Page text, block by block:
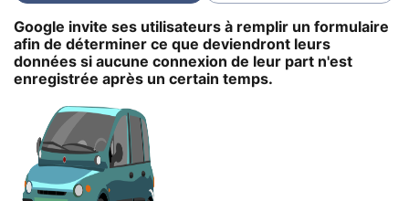
Google invite ses utilisateurs à remplir un formulaire
afin de déterminer ce que deviendront leurs
données si aucune connexion de leur part n'est
enregistrée après un certain temps.